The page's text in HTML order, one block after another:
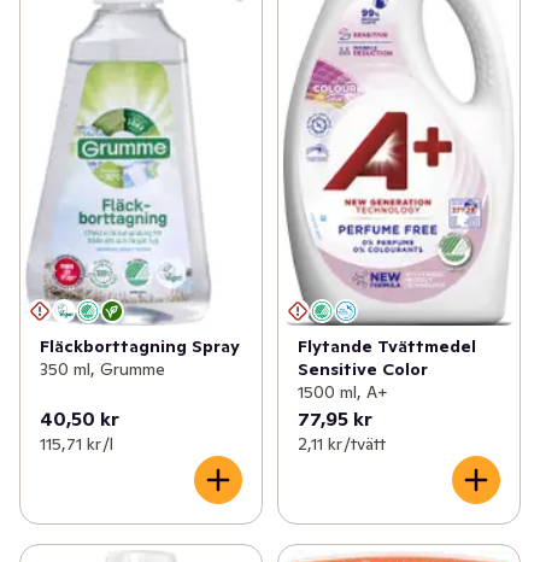
Fläckborttagning Spray
350 ml, Grumme
40,50 kr
115,71 kr /l
Flytande Tvättmedel
Sensitive Color
1500 ml, A+
77,95 kr
2,11 kr /tvätt